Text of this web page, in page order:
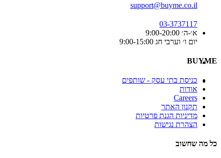
support@buyme.co.il
03-3737117
א׳-ה׳ 9:00-20:00
יום ו׳ וערבי חג 9:00-15:00
BUYME
כניסת בתי עסק - שותפים
אודות
Careers
תקנון האתר
מדיניות הגנת פרטיות
הצהרת נגישות
כל מה שחשוב